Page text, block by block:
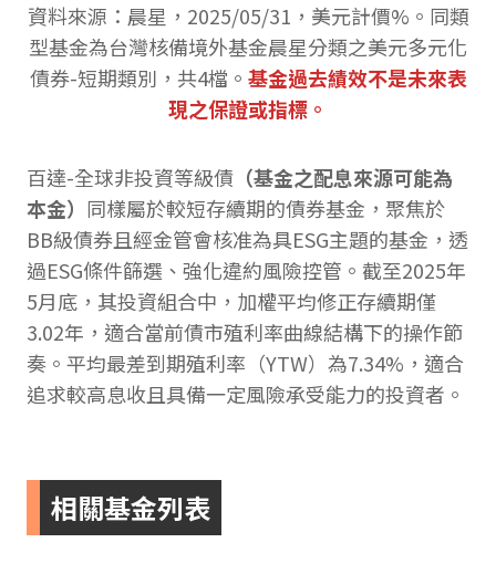
資料來源：晨星，2025/05/31，美元計價%。同類
型基金為台灣核備境外基金晨星分類之美元多元化
債券-短期類別，共4檔。 基金過去績效不是未來表
現之保證或指標。
百達-全球非投資等級債 （基金之配息來源可能為
本金） 同樣屬於較短存續期的債券基金，聚焦於
BB級債券且經金管會核准為具ESG主題的基金，透
過ESG條件篩選、強化違約風險控管。截至2025年
5月底，其投資組合中，加權平均修正存續期僅
3.02年，適合當前債市殖利率曲線結構下的操作節
奏。平均最差到期殖利率（YTW）為7.34%，適合
追求較高息收且具備一定風險承受能力的投資者。
相關基金列表